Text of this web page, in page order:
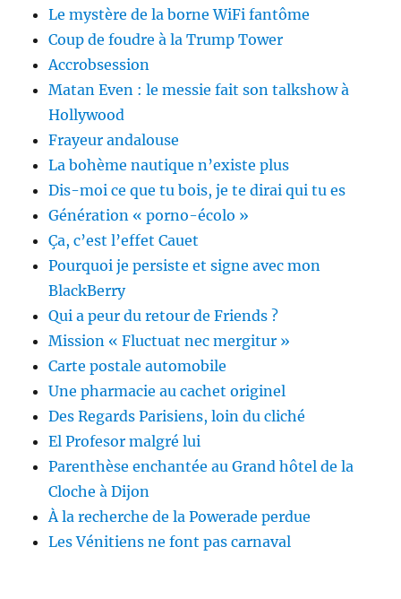
Le mystère de la borne WiFi fantôme
Coup de foudre à la Trump Tower
Accrobsession
Matan Even : le messie fait son talkshow à
Hollywood
Frayeur andalouse
La bohème nautique n’existe plus
Dis-moi ce que tu bois, je te dirai qui tu es
Génération « porno-écolo »
Ça, c’est l’effet Cauet
Pourquoi je persiste et signe avec mon
BlackBerry
Qui a peur du retour de Friends ?
Mission « Fluctuat nec mergitur »
Carte postale automobile
Une pharmacie au cachet originel
Des Regards Parisiens, loin du cliché
El Profesor malgré lui
Parenthèse enchantée au Grand hôtel de la
Cloche à Dijon
À la recherche de la Powerade perdue
Les Vénitiens ne font pas carnaval